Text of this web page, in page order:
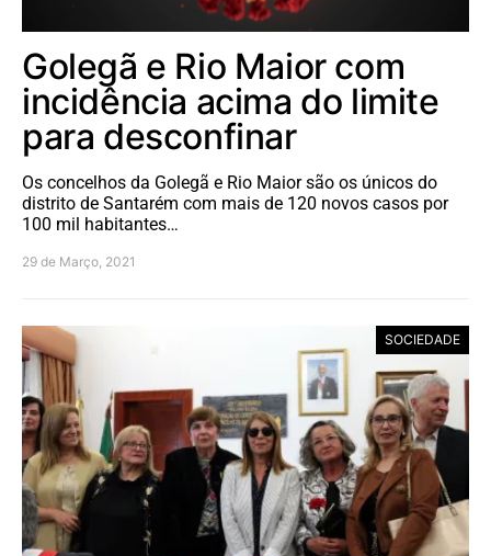
Golegã e Rio Maior com
incidência acima do limite
para desconfinar
Os concelhos da Golegã e Rio Maior são os únicos do
distrito de Santarém com mais de 120 novos casos por
100 mil habitantes…
29 de Março, 2021
SOCIEDADE